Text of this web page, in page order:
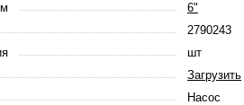
6"
2790243
шт
Загрузить
Насос